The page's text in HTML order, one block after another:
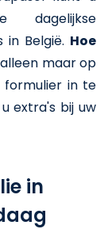
dagelijkse
België. Hoe
maar op
formulier in te
extra's bij uw
in